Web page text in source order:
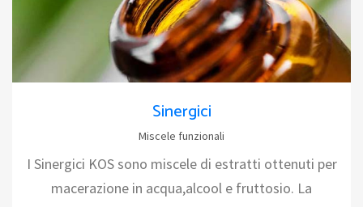
Sinergici
Miscele funzionali
I Sinergici KOS sono miscele di estratti ottenuti per
macerazione in acqua,alcool e fruttosio. La